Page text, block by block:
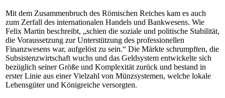
Mit dem Zusammenbruch des Römischen Reiches kam es auch
zum Zerfall des internationalen Handels und Bankwesens. Wie
Felix Martin beschreibt, „schien die soziale und politische Stabilität,
die Voraussetzung zur Unterstützung des professionellen
Finanzwesens war, aufgelöst zu sein.“ Die Märkte schrumpften, die
Subsistenzwirtschaft wuchs und das Geldsystem entwickelte sich
bezüglich seiner Größe und Komplexität zurück und bestand in
erster Linie aus einer Vielzahl von Münzsystemen, welche lokale
Lehensgüter und Königreiche versorgten.